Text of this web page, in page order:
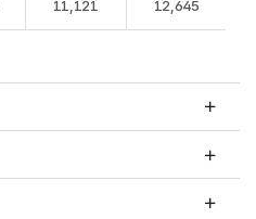
11,121 12,645